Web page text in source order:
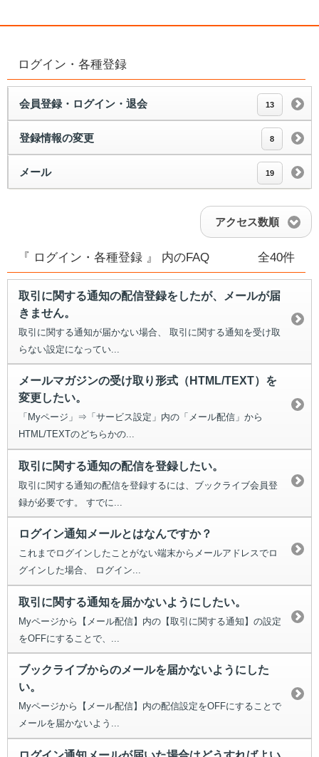
ログイン・各種登録
会員登録・ログイン・退会 13
登録情報の変更 8
メール 19
アクセス数順
『 ログイン・各種登録 』 内のFAQ 全40件
取引に関する通知の配信登録をしたが、メールが届
きません。
取引に関する通知が届かない場合、 取引に関する通知を受け取
らない設定になってい...
メールマガジンの受け取り形式（HTML/TEXT）を
変更したい。
「Myページ」⇒「サービス設定」内の「メール配信」から
HTML/TEXTのどちらかの...
取引に関する通知の配信を登録したい。
取引に関する通知の配信を登録するには、ブックライブ会員登
録が必要です。 すでに...
ログイン通知メールとはなんですか？
これまでログインしたことがない端末からメールアドレスでロ
グインした場合、 ログイン...
取引に関する通知を届かないようにしたい。
Myページから【メール配信】内の【取引に関する通知】の設定
をOFFにすることで、...
ブックライブからのメールを届かないようにした
い。
Myページから【メール配信】内の配信設定をOFFにすることで
メールを届かないよう...